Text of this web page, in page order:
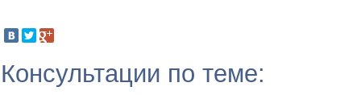
Консультации по теме: